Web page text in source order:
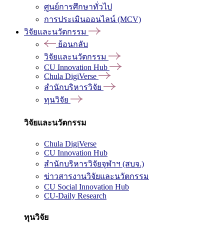
ศูนย์การศึกษาทั่วไป
การประเมินออนไลน์ (MCV)
วิจัยและนวัตกรรม
ย้อนกลับ
วิจัยและนวัตกรรม
CU Innovation Hub
Chula DigiVerse
สำนักบริหารวิจัย
ทุนวิจัย
วิจัยและนวัตกรรม
Chula DigiVerse
CU Innovation Hub
สำนักบริหารวิจัยจุฬาฯ (สบจ.)
ข่าวสารงานวิจัยและนวัตกรรม
CU Social Innovation Hub
CU-Daily Research
ทุนวิจัย